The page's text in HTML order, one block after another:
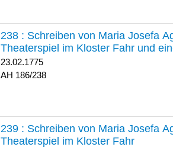
238 : Schreiben von Maria Josefa
Theaterspiel im Kloster Fahr und
23.02.1775
186/238
239 : Schreiben von Maria Josefa
Theaterspiel im Kloster Fahr